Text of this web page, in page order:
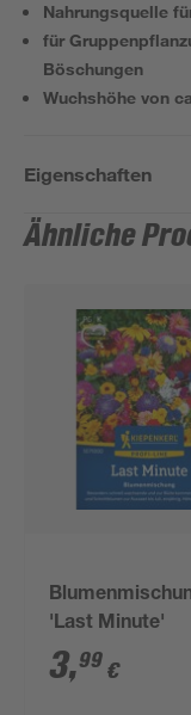
Nahrungsquelle
für
Böschungen
Wuchshöhe von
Eigenschaften
Ähnliche
'Last Minute'
3,99 €